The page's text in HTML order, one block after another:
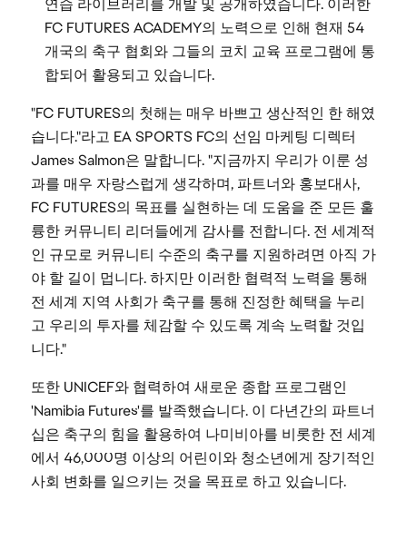
연습 라이브러리를 개발 및 공개하였습니다. 이러한
FC FUTURES ACADEMY의 노력으로 인해 현재 54
개국의 축구 협회와 그들의 코치 교육 프로그램에 통
합되어 활용되고 있습니다.
"FC FUTURES의 첫해는 매우 바쁘고 생산적인 한 해였
습니다."라고 EA SPORTS FC의 선임 마케팅 디렉터
James Salmon은 말합니다. "지금까지 우리가 이룬 성
과를 매우 자랑스럽게 생각하며, 파트너와 홍보대사,
FC FUTURES의 목표를 실현하는 데 도움을 준 모든 훌
륭한 커뮤니티 리더들에게 감사를 전합니다. 전 세계적
인 규모로 커뮤니티 수준의 축구를 지원하려면 아직 가
야 할 길이 멉니다. 하지만 이러한 협력적 노력을 통해
전 세계 지역 사회가 축구를 통해 진정한 혜택을 누리
고 우리의 투자를 체감할 수 있도록 계속 노력할 것입
니다."
또한 UNICEF와 협력하여 새로운 종합 프로그램인
'Namibia Futures'를 발족했습니다. 이 다년간의 파트너
십은 축구의 힘을 활용하여 나미비아를 비롯한 전 세계
에서 46,000명 이상의 어린이와 청소년에게 장기적인
사회 변화를 일으키는 것을 목표로 하고 있습니다.